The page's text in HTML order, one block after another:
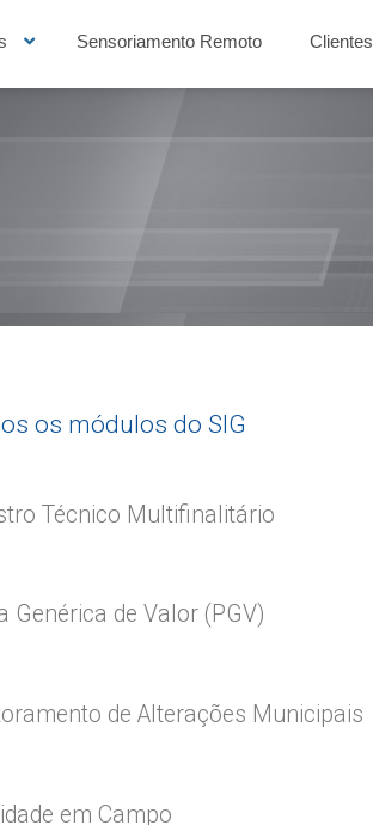
Sensoriamento Remoto Clientes
os módulos do SIG
Técnico Multifinalitário
Genérica de Valor (PGV)
de Alterações Municipais
em Campo